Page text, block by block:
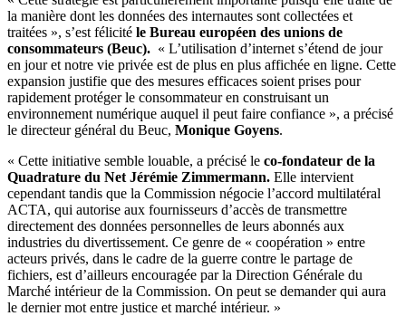
la manière dont les données des internautes sont collectées et
traitées », s’est félicité le Bureau européen des unions de
consommateurs (Beuc). « L’utilisation d’internet s’étend de jour
en jour et notre vie privée est de plus en plus affichée en ligne. Cette
expansion justifie que des mesures efficaces soient prises pour
rapidement protéger le consommateur en construisant un
environnement numérique auquel il peut faire confiance », a précisé
le directeur général du Beuc, Monique Goyens.
« Cette initiative semble louable, a précisé le co-fondateur de la
Quadrature du Net Jérémie Zimmermann. Elle intervient
cependant tandis que la Commission négocie l’accord multilatéral
ACTA, qui autorise aux fournisseurs d’accès de transmettre
directement des données personnelles de leurs abonnés aux
industries du divertissement. Ce genre de « coopération » entre
acteurs privés, dans le cadre de la guerre contre le partage de
fichiers, est d’ailleurs encouragée par la Direction Générale du
Marché intérieur de la Commission. On peut se demander qui aura
le dernier mot entre justice et marché intérieur. »